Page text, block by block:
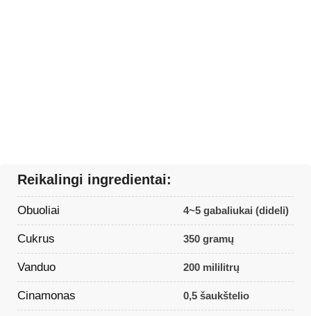
Reikalingi ingredientai:
Obuoliai 4~5 gabaliukai (dideli)
Cukrus 350 gramų
Vanduo 200 mililitrų
Cinamonas 0,5 šaukštelio